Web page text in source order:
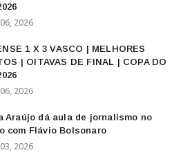
2026
1 X 3 VASCO | MELHORES
| OITAVAS DE FINAL | COPA DO
2026
Araújo dá aula de jornalismo no
com Flávio Bolsonaro
2026